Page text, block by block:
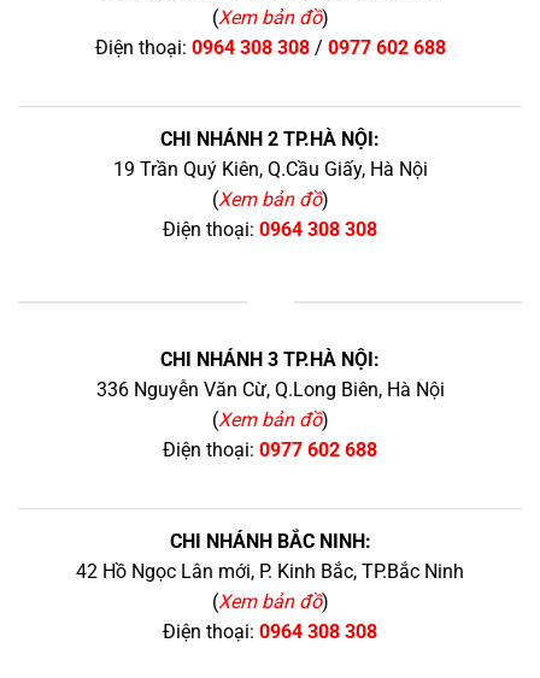
(Xem bản đồ)
Điện thoại: 0964 308 308/ 0977 602 688
CHI NHÁNH 2 TP.HÀ NỘI:
19 Trần Quý Kiên, Q.Cầu Giấy, Hà Nội
(Xem bản đồ)
Điện thoại: 0964 308 308
CHI NHÁNH 3 TP.HÀ NỘI:
336 Nguyễn Văn Cừ, Q.Long Biên, Hà Nội
(Xem bản đồ)
Điện thoại: 0977 602 688
CHI NHÁNH BẮC NINH:
42 Hồ Ngọc Lân mới, P. Kinh Bắc, TP.Bắc Ninh
(Xem bản đồ)
Điện thoại: 0964 308 308